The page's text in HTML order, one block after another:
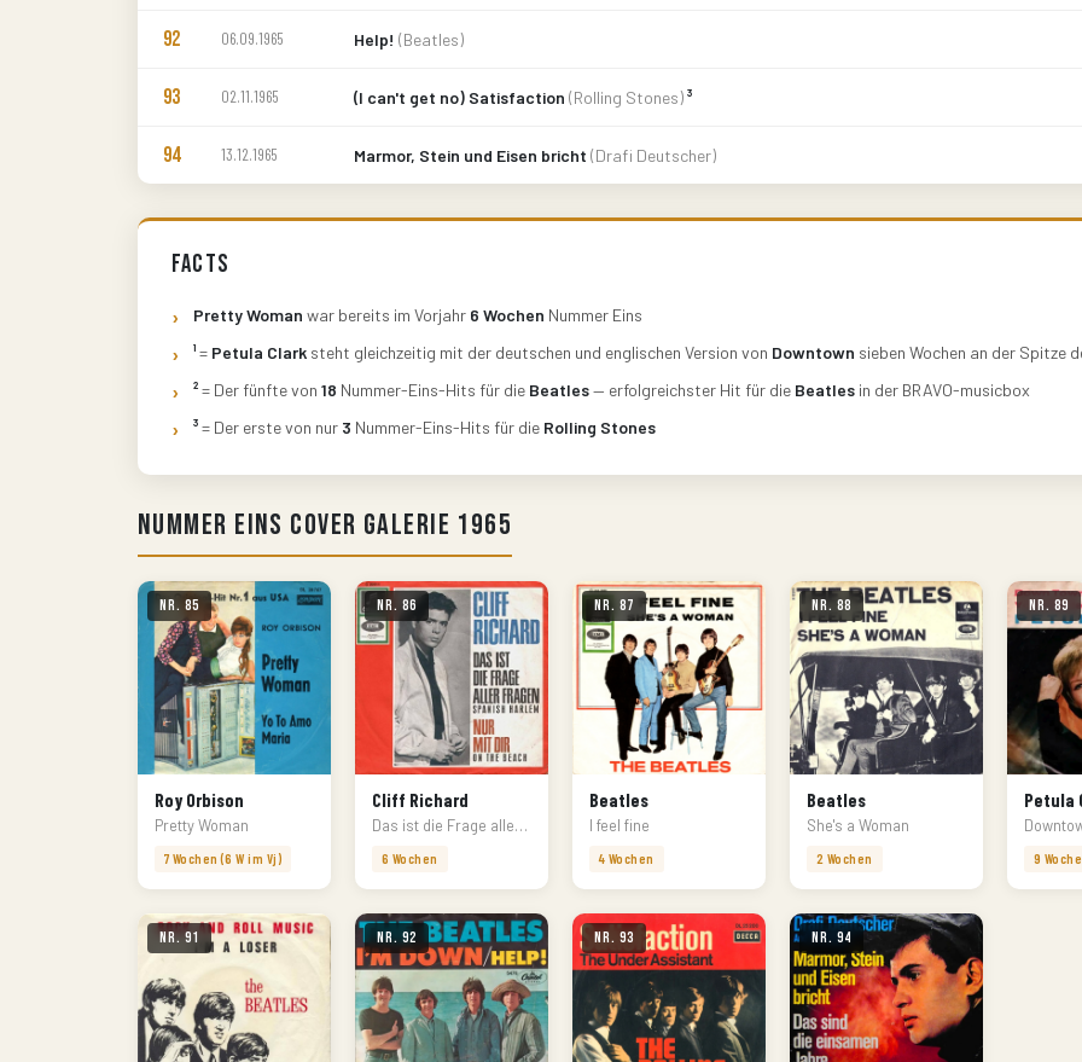
92 06.09.1965 Help! (Beatles)
93 02.11.1965 (I can't get no) Satisfaction (Rolling Stones)³
94 13.12.1965 Marmor, Stein und Eisen bricht (Drafi Deutscher)
Facts
Pretty Woman war bereits im Vorjahr 6 Wochen Nummer Eins
¹= Petula Clark steht gleichzeitig mit der deutschen und englischen Version von Downtown sieben Wochen an der Spitze
²= Der fünfte von 18 Nummer-Eins-Hits für die Beatles— erfolgreichster Hit für die Beatles in der BRAVO-musicbox
³= Der erste von nur 3 Nummer-Eins-Hits für die Rolling Stones
Nummer Eins Cover Galerie 1965
Nr. 85
Roy Orbison
Pretty Woman
7 Wochen (6 W im Vj)
Nr. 86
Cliff Richard
Das ist die Frage aller Fragen
6 Wochen
Nr. 87
Beatles
I feel fine
4 Wochen
Nr. 88
Beatles
She's a Woman
2 Wochen
Nr. 89
Petula
9
Nr. 91 Nr. 92 Nr. 93 Nr. 94